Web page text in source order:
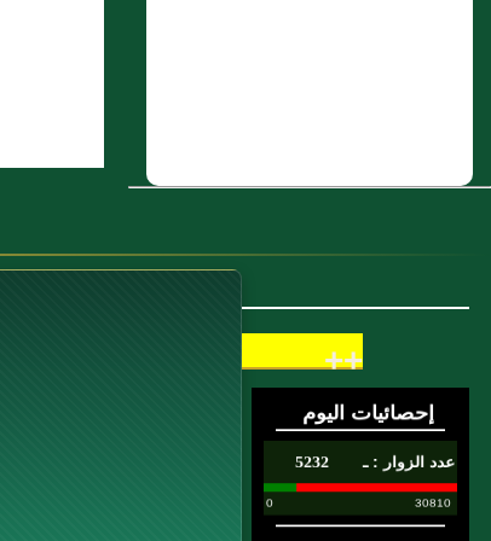
6 : باب الصداق
7 : فصل: ولابد في الزكاة من
9 : 76- الثالث: عن ابن عباس رضي
الله عنهما قال: ((حسبُنا اللهُ
ونِعْمَ الوَكيل، قالها إبراهيم
صلى الله عليه وسلم حين أُلقيَ
++